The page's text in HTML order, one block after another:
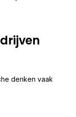
denken vaak